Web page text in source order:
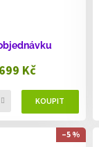
699 Kč
–5 %